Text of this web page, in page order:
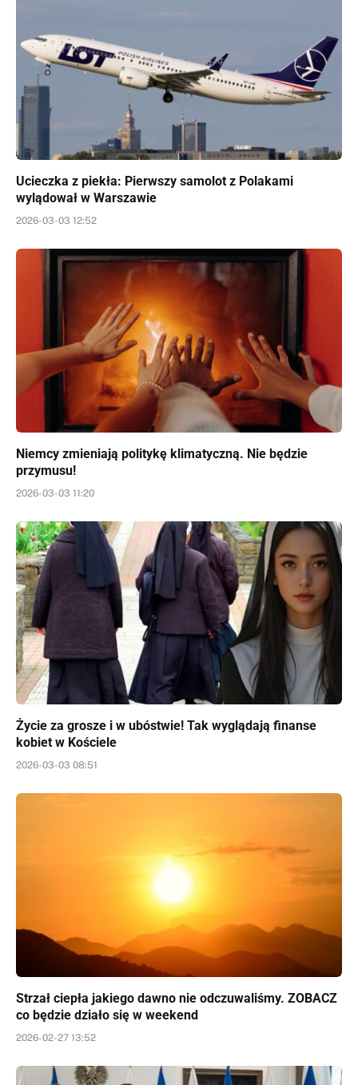
Ucieczka z piekła: Pierwszy samolot z Polakami
wylądował w Warszawie
2026-03-03 12:52
Niemcy zmieniają politykę klimatyczną. Nie będzie
przymusu!
2026-03-03 11:20
Życie za grosze i w ubóstwie! Tak wyglądają finanse
kobiet w Kościele
2026-03-03 08:51
Strzał ciepła jakiego dawno nie odczuwaliśmy. ZOBACZ
co będzie działo się w weekend
2026-02-27 13:52